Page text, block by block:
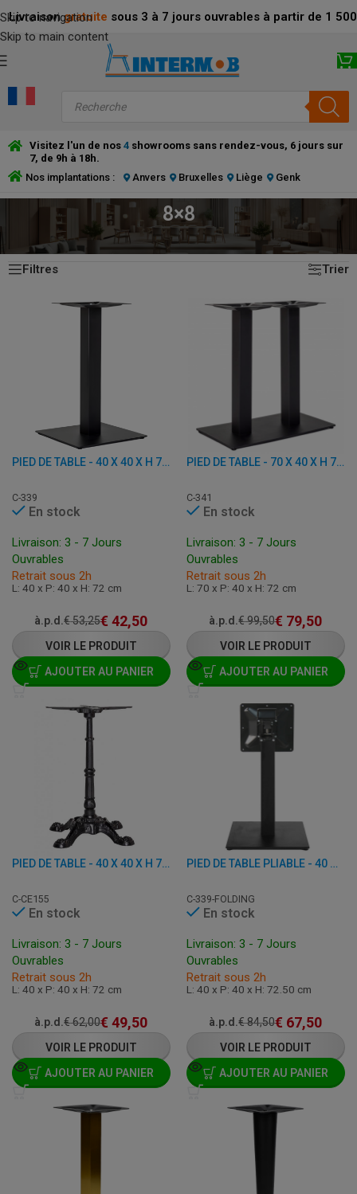
Skip to navigation
Skip to main content
Livraison gratuite sous 3 à 7 jours ouvrables à partir de 1
Visitez l'un de nos 4 showrooms sans rendez-vous, 6 jours sur
7, de 9h à 18h.
Nos implantations :
Anvers Bruxelles Liège Genk
8×8
ACCUEIL/PRODUCT DIAMÈTRE DU TUBE (CM)
19 résultats affichés
Filtres
Trier
PIED DE TABLE - 40 X 40 X H 72 CM - FONTE
C-339
En stock
Livraison: 3 - 7 Jours
Ouvrables
Retrait sous 2h
L: 40 x P: 40 x H: 72 cm
à.p.d.€53,25€ 42,50
VOIR LE PRODUIT
AJOUTER AU PANIER
PIED DE TABLE - 70 X 40 X H 72 CM - FONTE
C-341
En stock
Livraison: 3 - 7 Jours
Ouvrables
Retrait sous 2h
L: 70 x P: 40 x H: 72 cm
à.p.d.€99,50€ 79,50
VOIR LE PRODUIT
AJOUTER AU PANIER
PIED DE TABLE - 40 X 40 X H 72 CM - FONTE
C-CE155
En stock
Livraison: 3 - 7 Jours
Ouvrables
Retrait sous 2h
L: 40 x P: 40 x H: 72 cm
à.p.d.€62,00€ 49,50
VOIR LE PRODUIT
AJOUTER AU PANIER
PIED DE TABLE PLIABLE - 40 X 40 H 72,50 CM - ACIER
C-339-FOLDING
En stock
Livraison: 3 - 7 Jours
Ouvrables
Retrait sous 2h
L: 40 x P: 40 x H: 72.50 cm
à.p.d.€84,50€ 67,50
VOIR LE PRODUIT
AJOUTER AU PANIER